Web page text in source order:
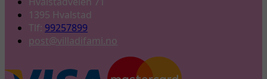
1395 Hvalstad
Tlf: 99257899
post@villadifami.no